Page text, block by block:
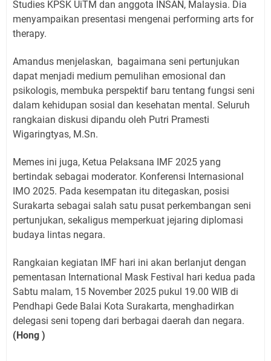
Studies KPSK UiTM dan anggota INSAN, Malaysia. Dia
menyampaikan presentasi mengenai performing arts for
therapy.
Amandus menjelaskan, bagaimana seni pertunjukan
dapat menjadi medium pemulihan emosional dan
psikologis, membuka perspektif baru tentang fungsi seni
dalam kehidupan sosial dan kesehatan mental. Seluruh
rangkaian diskusi dipandu oleh Putri Pramesti
Wigaringtyas, M.Sn.
Memes ini juga, Ketua Pelaksana IMF 2025 yang
bertindak sebagai moderator. Konferensi Internasional
IMO 2025. Pada kesempatan itu ditegaskan, posisi
Surakarta sebagai salah satu pusat perkembangan seni
pertunjukan, sekaligus memperkuat jejaring diplomasi
budaya lintas negara.
Rangkaian kegiatan IMF hari ini akan berlanjut dengan
pementasan International Mask Festival hari kedua pada
Sabtu malam, 15 November 2025 pukul 19.00 WIB di
Pendhapi Gede Balai Kota Surakarta, menghadirkan
delegasi seni topeng dari berbagai daerah dan negara.
(Hong )